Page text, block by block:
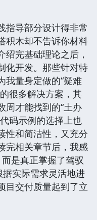
指导部分设计得非常
积木却不告诉你材料
完基础理论之后，
化开发。那些针对特
我量身定做的“疑难
很多解决方案，其
周才能找到的“土办
码示例的选择上也
性和简洁性，又充分
完相关章节后，我感
是真正掌握了驾驭
据实际需求灵活地进
目交付质量起到了立